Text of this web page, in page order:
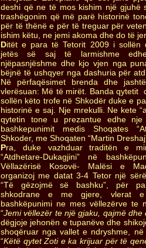
deshi që ne të mos kishim një gjuhë
trashëgonim që më parë historinë
për të thënë e për të treguar për
ishim këtu, ne jemi akoma dhe do të
Ditët e para të Tetorit 2009 i sollën
jetës së saj të larmishme
njëpasnjëshme dhe kjo vjen nga
bëjnë të ushqyer nga dashuria për
Në përfaqësimet brenda dhe
vlerësuan: Më të mirët. Banda qytetit
sollën këto trofe në Shkodër duke e
historinë e saj. Nje mrekulli. Ne kete
qytetin tone u prezantue edhe
bashkepunimit medis Shoqates
Shkoder, me Shoqaten “Martin
Pra, duke vazhduar traditën e
“Atdhetare-Dukagjini” në
Vëllazërisë Kosovë- Malësi e
organizoj me datat 3-4 Tetor një
“Të gëzojmë së bashku”, për
shkodrane e me gjere, vlerat
bashkëpunimi ne mes vëllezërve te
“Jemi vëllezër te një gjaku, qajmë dhe
dëgjoje jehonën e tupanëve dhe
shoqëruar nga vallet e ndryshme,
“Këtë qytet Zoti e ka krijuar për të